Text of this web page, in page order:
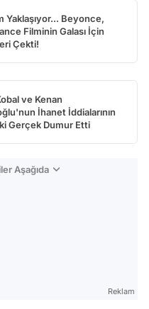
Yaklaşıyor... Beyonce,
Filminin Galası İçin
Çekti!
ve Kenan
İhanet İddialarının
Gerçek Dumur Etti
Aşağıda
Reklam